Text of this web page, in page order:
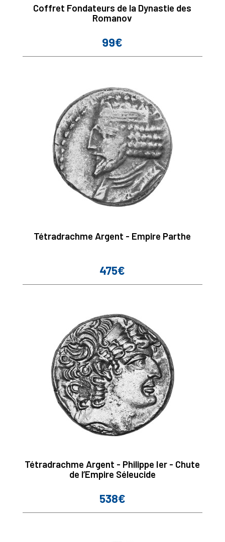
Coffret Fondateurs de la Dynastie des
Romanov
Prix
99€
Tétradrachme Argent - Empire Parthe
Prix
475€
Tétradrachme Argent - Philippe Ier - Chute
de l’Empire Séleucide
Prix
538€